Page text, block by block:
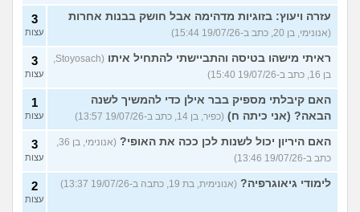
עזרה ויעוץ: בזוגיות מדהימה אבל חושק בבנות אחרות
(אנונימי, בן 20, כתב ב-19/07/26 15:44)
3
עצות
ראיתי מישהו בטיסה והתביישתי להתחיל איתו
(Stoyosach,
בן 16, כתב ב-19/07/26 15:40)
3
עצות
האם קיבלתי מספיק בבר אילן כדי להמשיך לשנה
הבאה? (אני כיתה ח) (כפיר, בן 14, כתב ב-19/07/26 13:57)
1
עצות
האם היריון יכול לשנות לכן ככה את האופי?
(אנונימי, בן 36,
כתב ב-19/07/26 13:46)
3
עצות
לימודי גיאוגרפיה? (אנונימית, בת 19, כתבה ב-19/07/26 13:37) 2
עצות